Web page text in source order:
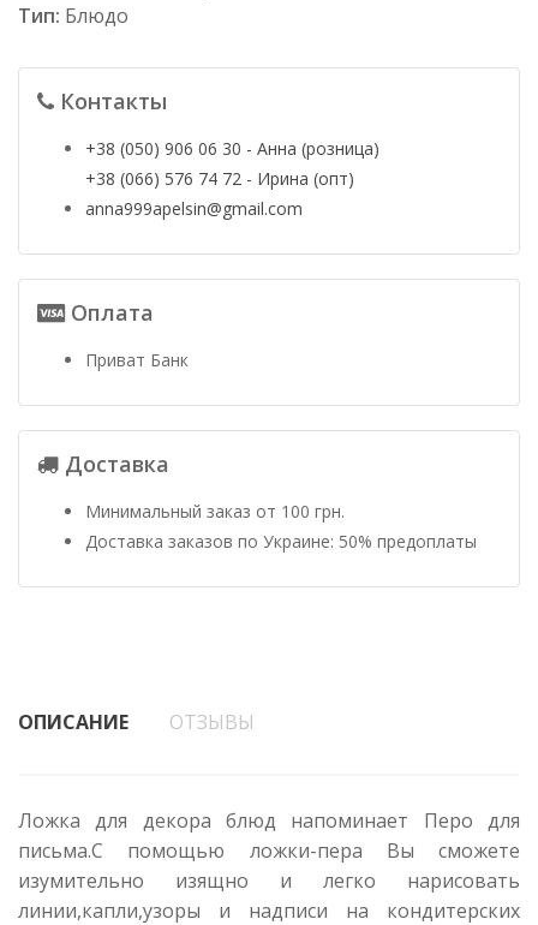
Тип: Блюдо
Контакты
+38 (050) 906 06 30 - Анна (розница)
+38 (066) 576 74 72 - Ирина (опт)
anna999apelsin@gmail.com
Оплата
Приват Банк
Доставка
Минимальный заказ от 100 грн.
Доставка заказов по Украине: 50% предоплаты
ОПИСАНИЕ ОТЗЫВЫ
Ложка для декора блюд напоминает Перо для
письма.С помощью ложки-пера Вы сможете
изумительно изящно и легко нарисовать
линии,капли,узоры и надписи на кондитерских